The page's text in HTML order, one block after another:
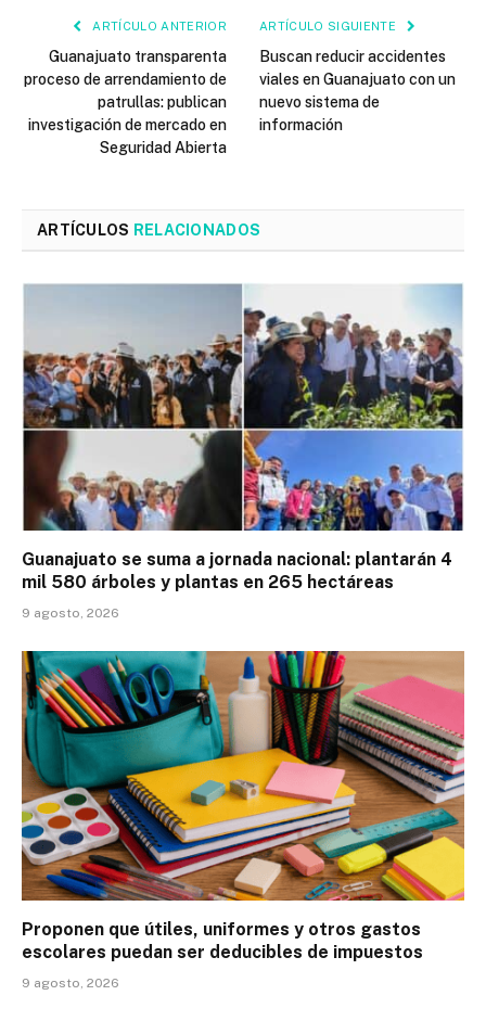
ARTÍCULO ANTERIOR
Guanajuato transparenta
proceso de arrendamiento de
patrullas: publican
investigación de mercado en
Seguridad Abierta
ARTÍCULO SIGUIENTE
Buscan reducir accidentes
viales en Guanajuato con un
nuevo sistema de
información
ARTÍCULOS RELACIONADOS
Guanajuato se suma a jornada nacional: plantarán 4
mil 580 árboles y plantas en 265 hectáreas
9 agosto, 2026
Proponen que útiles, uniformes y otros gastos
escolares puedan ser deducibles de impuestos
9 agosto, 2026